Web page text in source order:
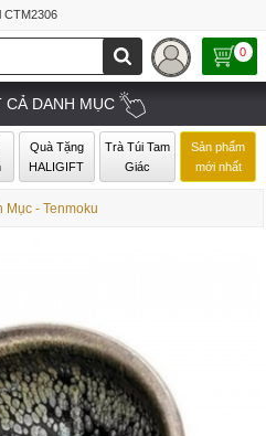
CTM2306
0
CẢ DANH MỤC
Quà Tặng
HALIGIFT
Trà Túi Tam
Giác
Sản phẩm
mới nhất
Mục - Tenmoku